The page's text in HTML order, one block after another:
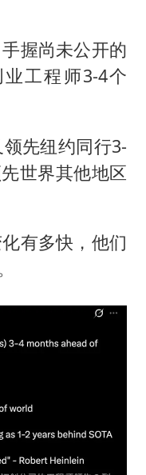
握尚未公开的
业工程师3-4个
领先纽约同行3-
先世界其他地区
有多快，他们